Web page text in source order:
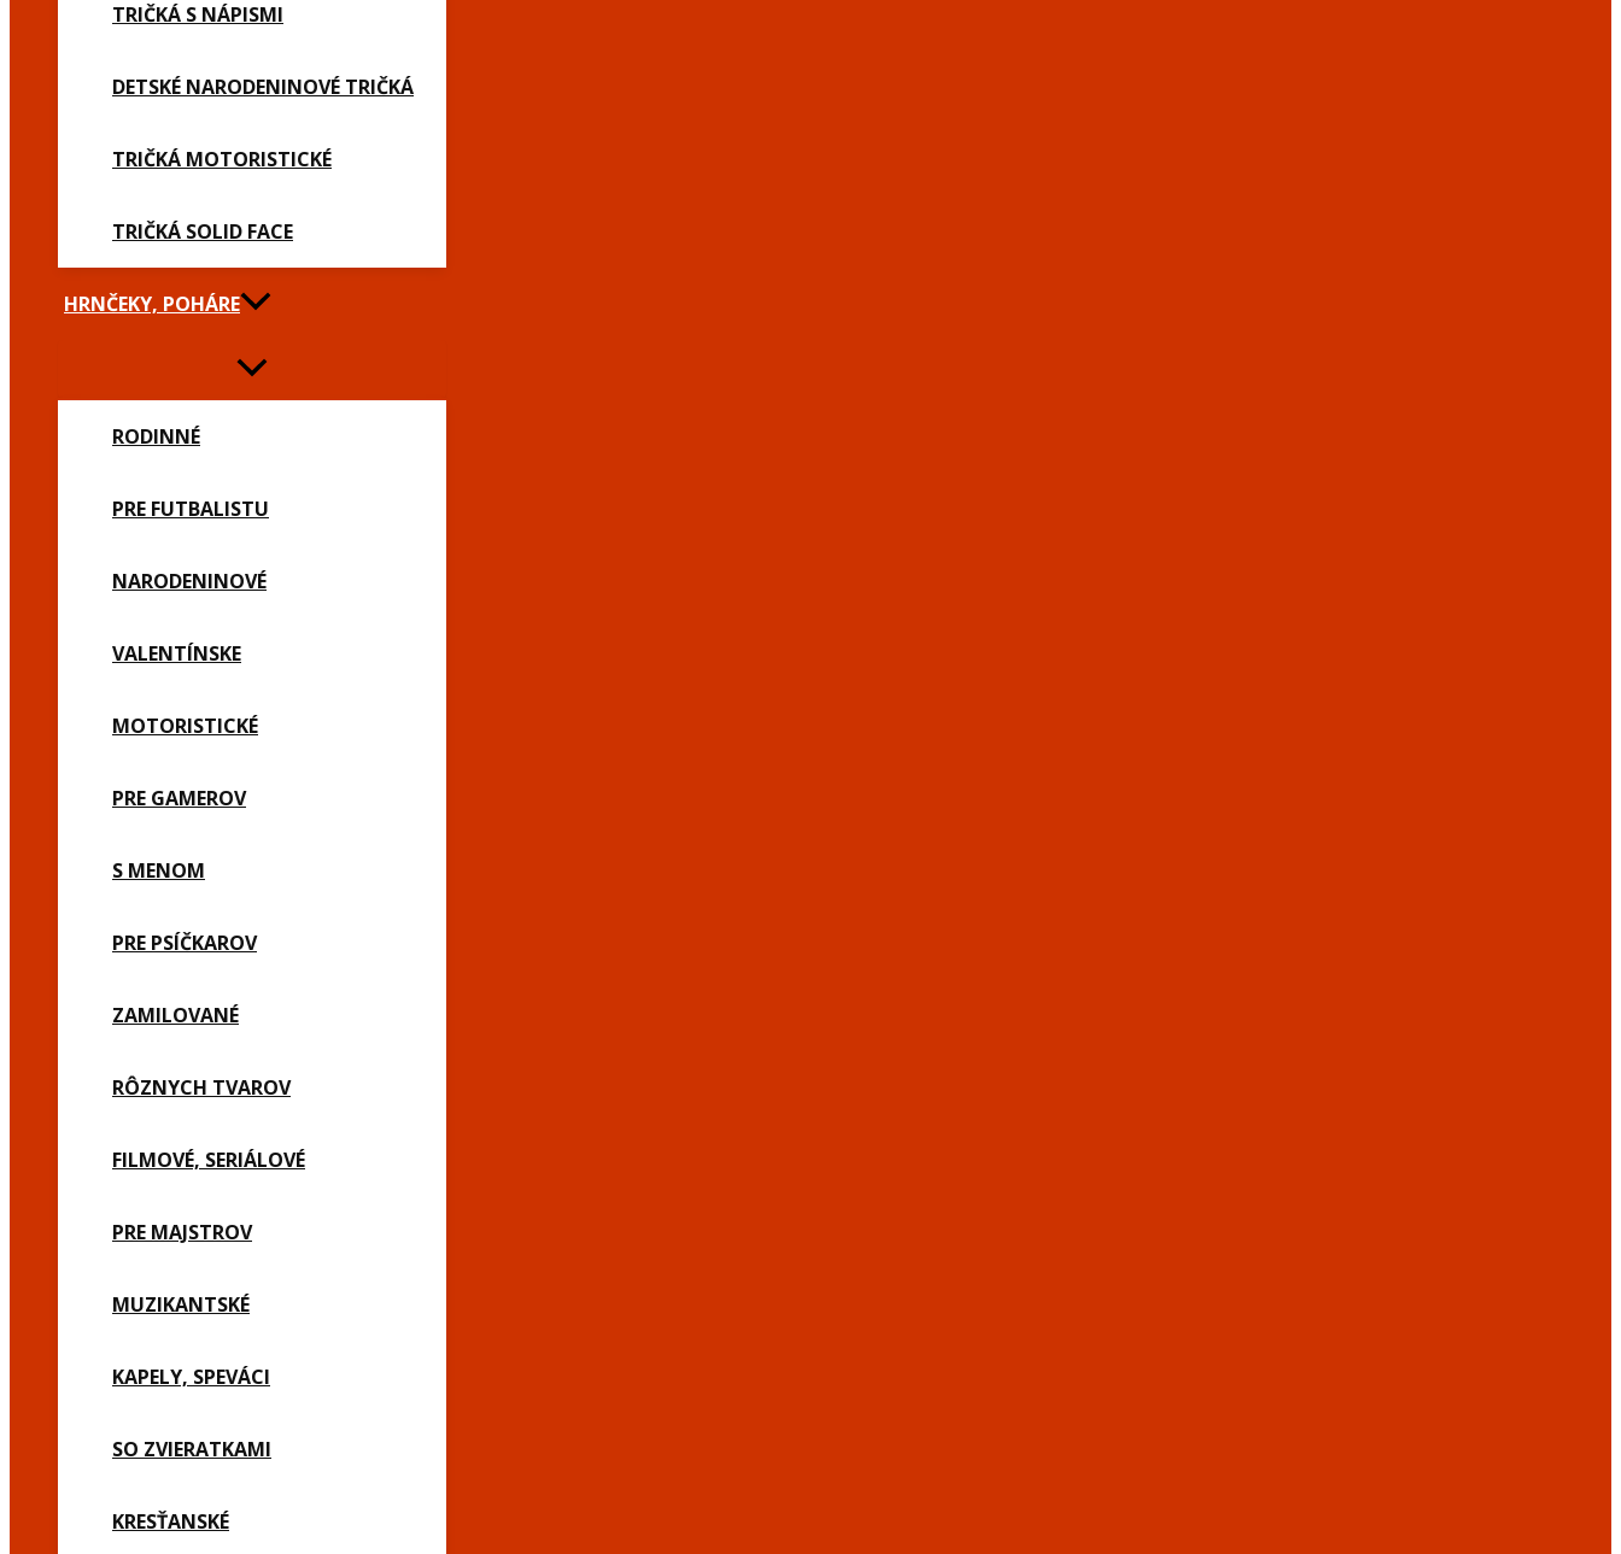
TRIČKÁ S NÁPISMI
DETSKÉ NARODENINOVÉ TRIČKÁ
TRIČKÁ MOTORISTICKÉ
TRIČKÁ SOLID FACE
HRNČEKY, POHÁRE
RODINNÉ
PRE FUTBALISTU
NARODENINOVÉ
VALENTÍNSKE
MOTORISTICKÉ
PRE GAMEROV
S MENOM
PRE PSÍČKAROV
ZAMILOVANÉ
RÔZNYCH TVAROV
FILMOVÉ, SERIÁLOVÉ
PRE MAJSTROV
MUZIKANTSKÉ
KAPELY, SPEVÁCI
SO ZVIERATKAMI
KRESŤANSKÉ